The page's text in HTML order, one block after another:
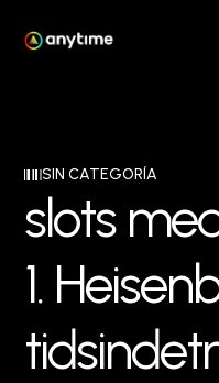
SIN CATEGORÍA
slots me
1. Heisen
tidsindet